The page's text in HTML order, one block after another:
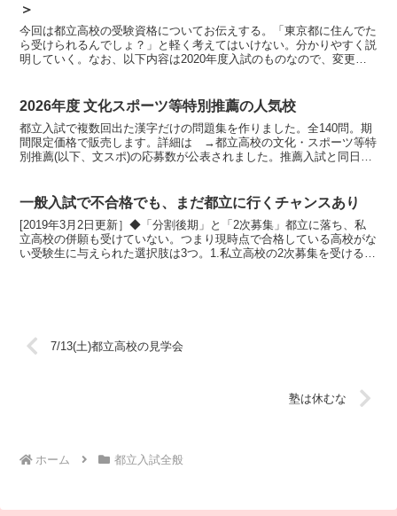
＞
今回は都立高校の受験資格についてお伝えする。「東京都に住んでた
ら受けられるんでしょ？」と軽く考えてはいけない。分かりやすく説
明していく。なお、以下内容は2020年度入試のものなので、変更の
2026年度 文化スポーツ等特別推薦の人気校
都立入試で複数回出た漢字だけの問題集を作りました。全140問。期
間限定価格で販売します。詳細は →都立高校の文化・スポーツ等特
別推薦(以下、文スポ)の応募数が公表されました。推薦入試と同日に
一般入試で不合格でも、まだ都立に行くチャンスあり
[2019年3月2日更新］◆「分割後期」と「2次募集」都立に落ち、私
立高校の併願も受けていない。つまり現時点で合格している高校がな
い受験生に与えられた選択肢は3つ。1.私立高校の2次募集を受ける2.
7/13(土)都立高校の見学会
塾は休むな
ホーム 都立入試全般